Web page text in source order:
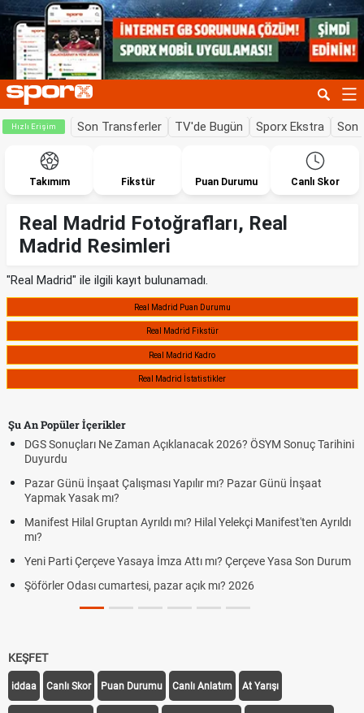
Hızlı Erişim Son Transferler TV'de Bugün Sporx Ekstra Son
Takımım Fikstür Puan Durumu Canlı Skor
Real Madrid Fotoğrafları, Real
Madrid Resimleri
"Real Madrid" ile ilgili kayıt bulunamadı.
Real Madrid Puan Durumu
Real Madrid Fikstür
Real Madrid Kadro
Real Madrid İstatistikler
Şu An Popüler İçerikler
DGS Sonuçları Ne Zaman Açıklanacak 2026? ÖSYM Sonuç Tarihini
Duyurdu
Pazar Günü İnşaat Çalışması Yapılır mı? Pazar Günü İnşaat
Yapmak Yasak mı?
Manifest Hilal Gruptan Ayrıldı mı? Hilal Yelekçi Manifest'ten Ayrıldı
mı?
Yeni Parti Çerçeve Yasaya İmza Attı mı? Çerçeve Yasa Son Durum
Şöförler Odası cumartesi, pazar açık mı? 2026
KEŞFET
iddaa Canlı Skor Puan Durumu Canlı Anlatım At Yarışı